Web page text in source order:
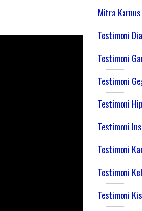
Mitra
Testimoni
Testimoni
Testimoni
Testimoni
Testimoni
Testimoni
Testimoni
Testimoni